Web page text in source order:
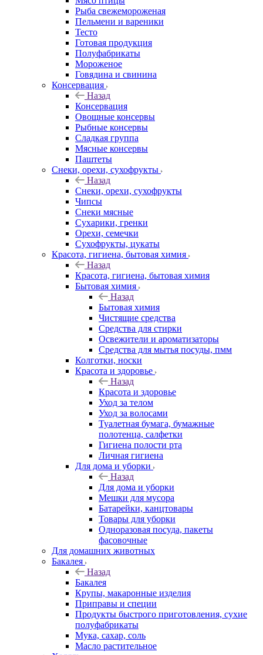
Рыба свежемороженая
Пельмени и вареники
Тесто
Готовая продукция
Полуфабрикаты
Мороженое
Говядина и свинина
Консервация
Назад
Консервация
Овощные консервы
Рыбные консервы
Сладкая группа
Мясные консервы
Паштеты
Снеки, орехи, сухофрукты
Назад
Снеки, орехи, сухофрукты
Чипсы
Снеки мясные
Сухарики, гренки
Орехи, семечки
Сухофрукты, цукаты
Красота, гигиена, бытовая химия
Назад
Красота, гигиена, бытовая химия
Бытовая химия
Назад
Бытовая химия
Чистящие средства
Средства для стирки
Освежители и ароматизаторы
Средства для мытья посуды, пмм
Колготки, носки
Красота и здоровье
Назад
Красота и здоровье
Уход за телом
Уход за волосами
Туалетная бумага, бумажные
полотенца, салфетки
Гигиена полости рта
Личная гигиена
Для дома и уборки
Назад
Для дома и уборки
Мешки для мусора
Батарейки, канцтовары
Товары для уборки
Одноразовая посуда, пакеты
фасовочные
Для домашних животных
Бакалея
Назад
Бакалея
Крупы, макаронные изделия
Приправы и специи
Продукты быстрого приготовления, сухие
полуфабрикаты
Мука, сахар, соль
Масло растительное